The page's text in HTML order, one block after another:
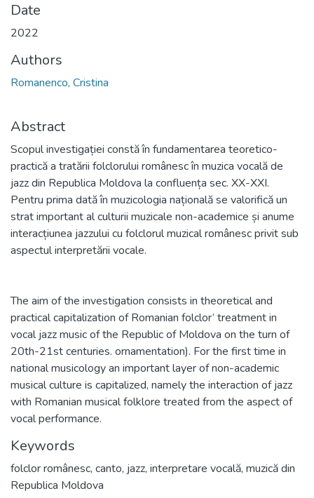
Date
2022
Authors
Romanenco, Cristina
Abstract
Scopul investigației constă în fundamentarea teoretico-
practică a tratării folclorului românesc în muzica vocală de
jazz din Republica Moldova la confluența sec. XX-XXI.
Pentru prima dată în muzicologia națională se valorifică un
strat important al culturii muzicale non-academice și anume
interacțiunea jazzului cu folclorul muzical românesc privit sub
aspectul interpretării vocale.
The aim of the investigation consists in theoretical and
practical capitalization of Romanian folclor’ treatment in
vocal jazz music of the Republic of Moldova on the turn of
20th-21st centuries. ornamentation). For the first time in
national musicology an important layer of non-academic
musical culture is capitalized, namely the interaction of jazz
with Romanian musical folklore treated from the aspect of
Keywords
folclor românesc, canto, jazz, interpretare vocală, muzică din
Republica Moldova